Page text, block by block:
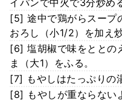
[5] 途中で鶏がらスープ
おろし（小1/2）を加え
[6] 塩胡椒で味をととの
ま（大1）をふる。
[7] もやしはたっぷりの
[8] もやしが重ならない